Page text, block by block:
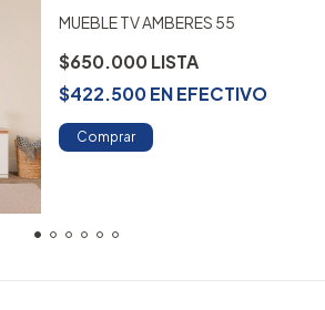
MUEBLE TV AMBERES 55
$650.000
$422.500ENEFECTIVO
Comprar